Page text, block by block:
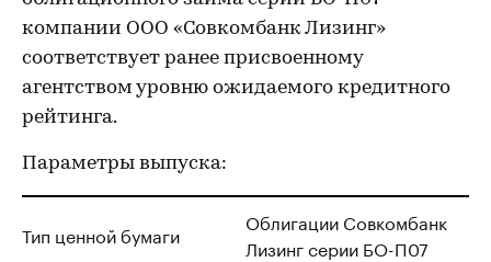
компании ООО «Совкомбанк Лизинг»
соответствует ранее присвоенному
агентством уровню ожидаемого кредитного
рейтинга.
Параметры выпуска:
Тип ценной бумаги
Облигации Совкомбанк
Лизинг серии БО-П07